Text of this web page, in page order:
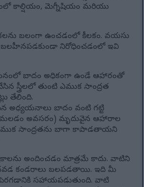
కాల్షియం, మెగ్నీషియం మరియు
బలంగా ఉంచడంలో కీలకం. వయసు
బలహీనపడకుండా నిరోధించడంలో ఇవి
బాదం అధికంగా ఉండే ఆహారంతో
స్త్రీలలో తుంటి ఎముక సాంద్రత
తేలింది.
అధ్యయనాలు బాదం వంటి గట్టి
అవసరం) మృదువైన ఆహారాల
సాంద్రతను బాగా కాపాడతాయని
అందించడం మాత్రమే కాదు. వాటిని
కండరాలు బలపడతాయి. ఇది మీ
సహాయపడుతుంది. వాటి